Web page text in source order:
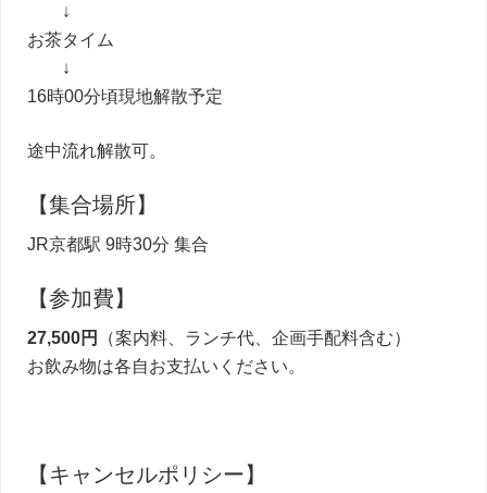
↓
お茶タイム
↓
16時00分頃現地解散予定
途中流れ解散可。
【集合場所】
JR京都駅 9時30分 集合
【参加費】
27,500円
（案内料、ランチ代、企画手配料含む）
お飲み物は各自お支払いください。
【キャンセルポリシー】